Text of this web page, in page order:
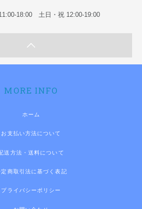
18:00 土日・祝 12:00-19:00
MORE INFO
ホーム
お支払い方法について
送方法・送料について
定商取引法に基づく表記
プライバシーポリシー